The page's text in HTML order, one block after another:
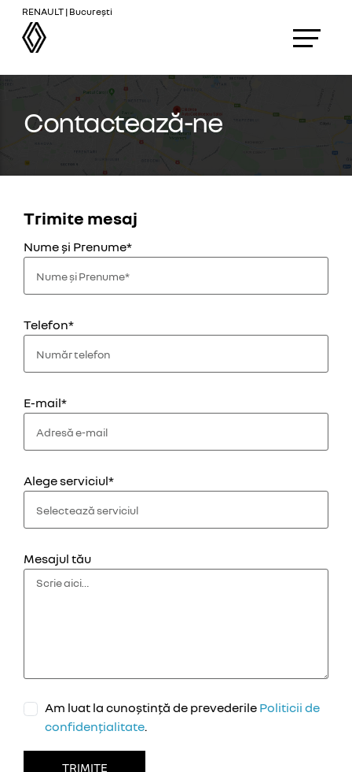
RENAULT | București
Contactează-ne
Trimite mesaj
Nume și Prenume*
Telefon*
E-mail*
Alege serviciul*
Mesajul tău
Am luat la cunoștință de prevederile Politicii de
confidențialitate.
TRIMITE